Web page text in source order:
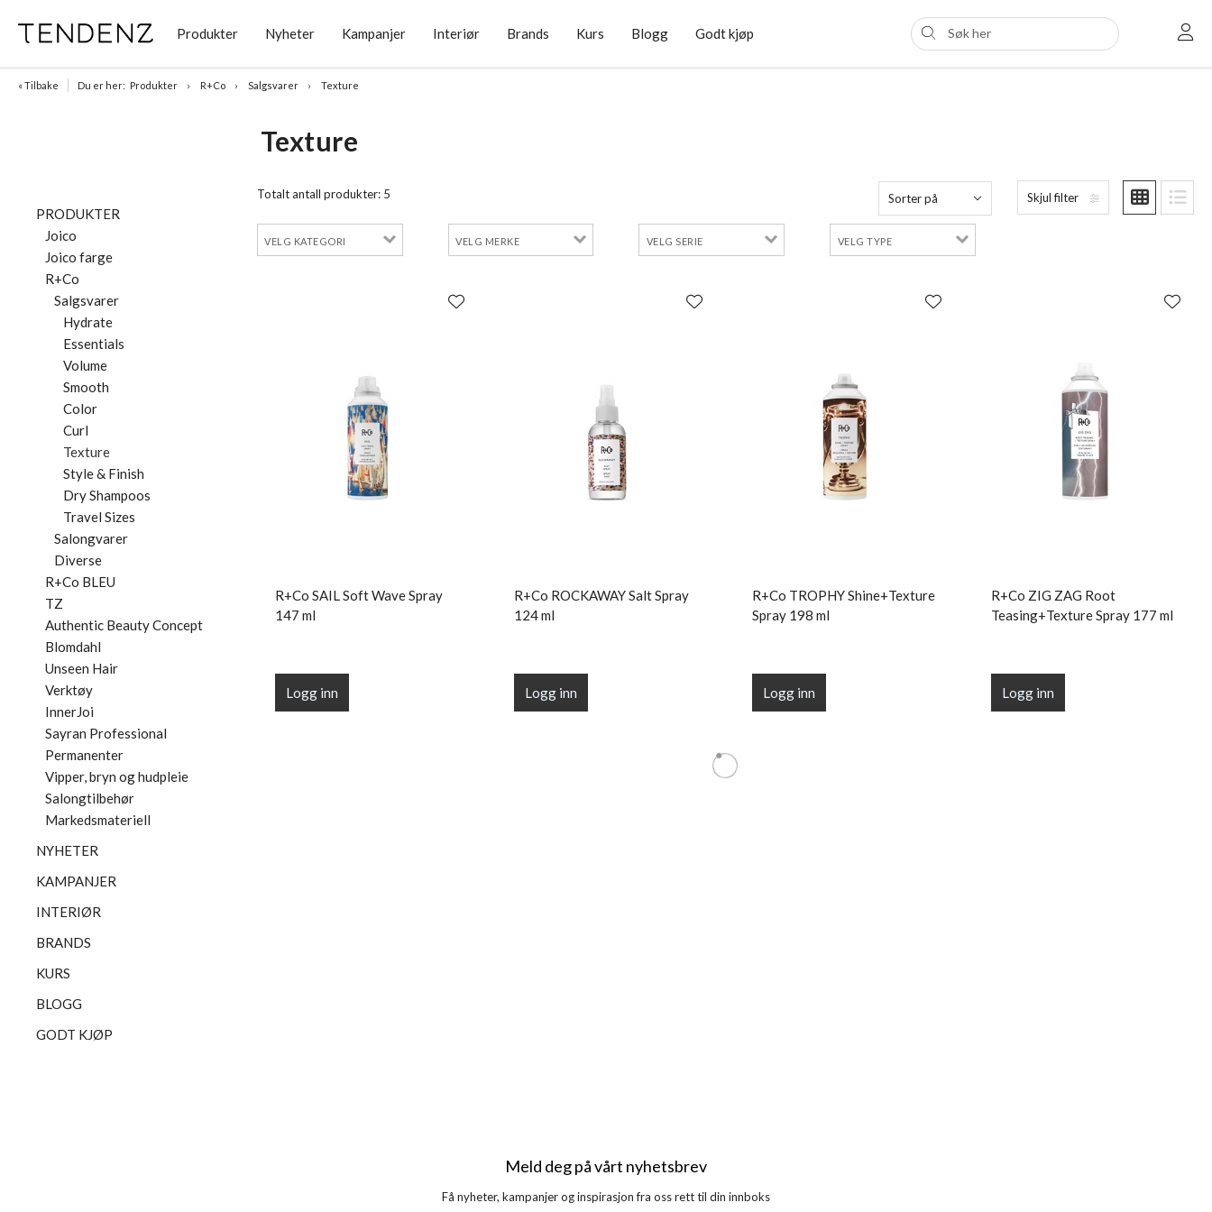
Produkter Nyheter Kampanjer Interiør Brands Kurs Blogg Godt kjøp
« Tilbake Du er her: Produkter R+Co Salgsvarer Texture
Texture
PRODUKTER
Joico
Joico farge
R+Co
Salgsvarer
Hydrate
Essentials
Volume
Smooth
Color
Curl
Texture
Style & Finish
Dry Shampoos
Travel Sizes
Salongvarer
Diverse
R+Co BLEU
TZ
Authentic Beauty Concept
Blomdahl
Unseen Hair
Verktøy
InnerJoi
Sayran Professional
Permanenter
Vipper, bryn og hudpleie
Salongtilbehør
Markedsmateriell
NYHETER
KAMPANJER
INTERIØR
BRANDS
KURS
BLOGG
GODT KJØP
Totalt antall produkter: 5 Skjul filter
Sorter på
R+Co SAIL Soft Wave Spray
147 ml
Logg inn
R+Co ROCKAWAY Salt Spray
124 ml
Logg inn
R+Co TROPHY Shine+Texture
Spray 198 ml
Logg inn
R+Co ZIG ZAG Root
Teasing+Texture Spray 177 ml
Logg inn
Meld deg på vårt nyhetsbrev
Få nyheter, kampanjer og inspirasjon fra oss rett til din innboks